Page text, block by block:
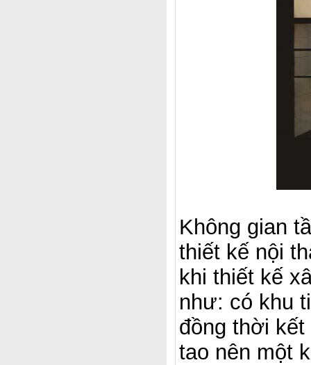
Không gian
thiết kế nội
khi thiết kế
như: có khu
đồng thời
tao nên một